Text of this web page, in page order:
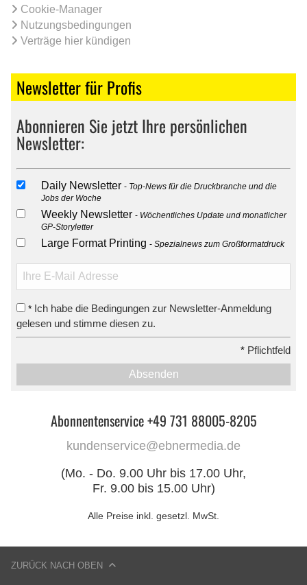
Cookie-Manager
Nutzungsbedingungen
Verträge hier kündigen
Newsletter für Profis
Abonnieren Sie jetzt Ihre persönlichen
Newsletter:
Daily Newsletter
Top-News für die Druckbranche und die
Jobs der Woche
Weekly Newsletter
Wöchentliches Update und monatlicher
GP-Storyletter
Large Format Printing Spezialnews zum Großformatdruck
* Ich habe die Bedingungen zur Newsletter-Anmeldung
gelesen und stimme diesen zu.
* Pflichtfeld
Absenden
Abonnentenservice +49 731 88005-8205
kundenservice@ebnermedia.de
(Mo. - Do. 9.00 Uhr bis 17.00 Uhr,
Fr. 9.00 bis 15.00 Uhr)
Alle Preise inkl. gesetzl. MwSt.
ZURÜCK NACH OBEN